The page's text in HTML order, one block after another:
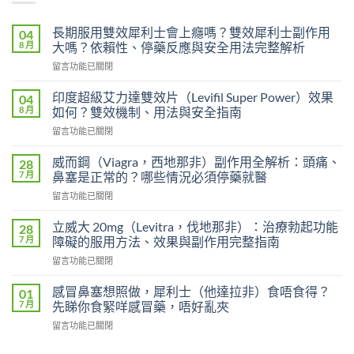
04
8 月
長期服用雙效犀利士會上癮嗎？雙效犀利士副作用
大嗎？依賴性、停藥反應與安全用法完整解析
在
期
服
用
雙
犀
利
士
會
癮
嗎？
效
利
士
副
留言功能已關閉
04
8 月
印度超級艾力達雙效片（Levifil Super Power）效果
如何？雙效機制、用法與安全指南
在
度
超
級
艾
達
雙
效
片
Super
Power）
果
留言功能已關閉
28
7 月
威而鋼（Viagra，西地那非）副作用全解析：頭痛、
鼻塞是正常的？哪些情況必須停藥就醫
在
而
鋼
（Viagra，
西
那
非）
副
作
留言功能已關閉
28
7 月
立威大 20mg（Levitra，伐地那非）：治療勃起功能
障礙的服用方法、效果與副作用完整指南
在
威
大
20mg（Levitra，
伐
留言功能已關閉
01
7 月
感冒鼻塞想照做，犀利士（他達拉非）食唔食得？
先睇你食緊咩感冒藥，唔好亂夾
在
留言功能已關閉